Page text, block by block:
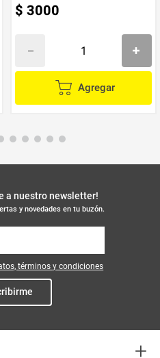
$ 3000
Agregar
a nuestro newsletter!
y novedades en tu buzón.
términos y condiciones
+